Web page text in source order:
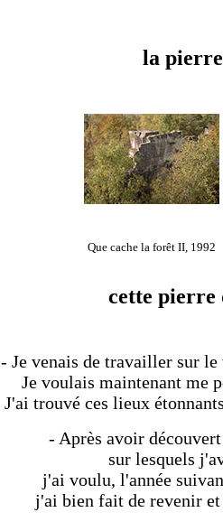
la pierre
Que cache la forêt II, 1992
cette pierre
- Je venais de travailler sur
Je voulais maintenant me
J'ai trouvé ces lieux
- Après avoir
sur lesquels
j'ai voulu, l'année
j'ai bien fait de revenir